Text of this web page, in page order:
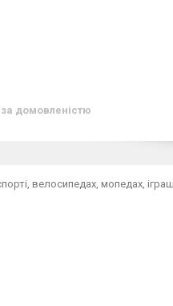
за домовленістю
велосипедах, мопедах,